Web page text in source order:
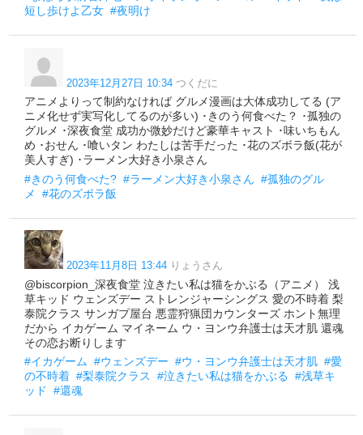
短し歩けよ乙女 #夜明け
2023年12月27日 10:34 つくだに
アニメよりって制約なければ グルメ漫画は大体成功してる (ア
ニメ化せず実写化してるのが多い) ･きのう何食べた？ ･孤独の
グルメ ･深夜食堂 成功か微妙だけど豪華キャスト ･味いちもん
め ･おせん ･喰いタン わたしは苦手だった ･花のズボラ飯(花が
美人すぎ) ･ラーメン大好き小泉さん
#きのう何食べた? #ラーメン大好き小泉さん #孤独のグル
メ
#花のズボラ飯
2023年11月8日 13:44 りょうさん
@biscorpion_深夜食堂 泣きたい私は猫をかぶる（アニメ） 浅
草キッド ウェンズデー ストレンジャーシングス 愛の不時着 梨
泰院クラス サンガプ屋台 悪霊狩猟団カウンターズ ホント無理
だから イカゲーム マイネーム ウ・ヨンウ弁護士は天才肌 還魂
その恋お断りします
#イカゲーム #ウェンズデー #ウ・ヨンウ弁護士は天才肌 #愛
の不時着 #梨泰院クラス #泣きたい私は猫をかぶる #浅草キ
ッド
#還魂